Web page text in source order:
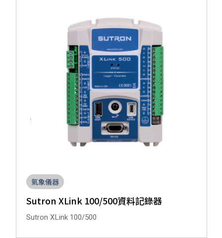
氣象儀器
Sutron XLink 100/500資料記錄器
Sutron XLink 100/500